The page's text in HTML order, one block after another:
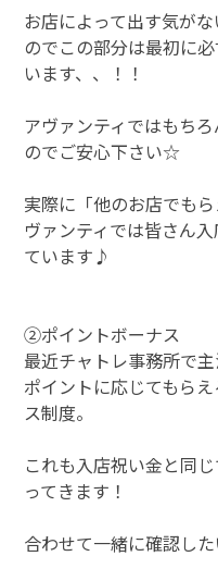
お店によって出す気が
のでこの部分は最初に
います、、！！
アヴァンティではもち
のでご安心下さい☆
実際に「他のお店でも
ヴァンティでは皆さん
ています♪
②ポイントボーナス
最近チャトレ事務所で
ポイントに応じてもら
ス制度。
これも入店祝い金と同
ってきます！
合わせて一緒に確認し